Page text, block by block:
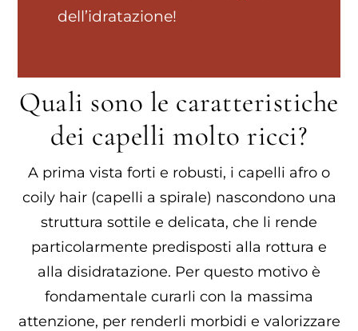
dell’idratazione!
Quali sono le caratteristiche
dei capelli molto ricci?
A prima vista forti e robusti, i capelli afro o
coily hair (capelli a spirale) nascondono una
struttura sottile e delicata, che li rende
particolarmente predisposti alla rottura e
alla disidratazione. Per questo motivo è
fondamentale curarli con la massima
attenzione, per renderli morbidi e valorizzare